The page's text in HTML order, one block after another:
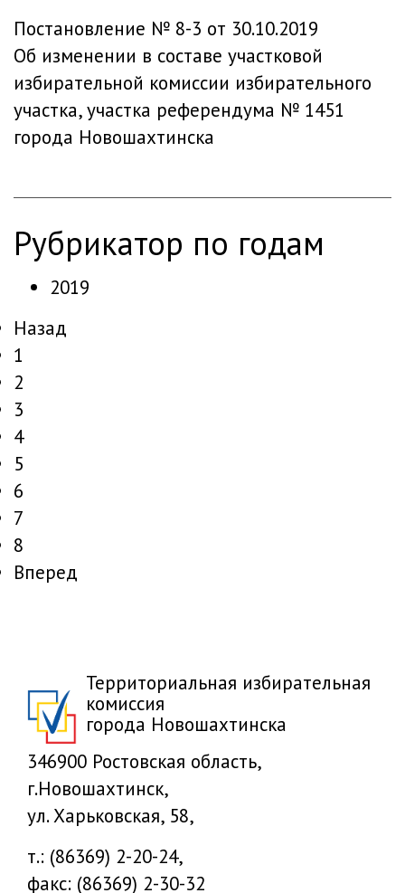
Постановление № 8-3 от 30.10.2019
Об изменении в составе участковой
избирательной комиссии избирательного
участка, участка референдума № 1451
города Новошахтинска
рубрикатор по годам
2019
Назад
1
2
3
4
5
6
7
8
Вперед
Территориальная избирательная
комиссия
города Новошахтинска
346900 Ростовская область,
г.Новошахтинск,
ул. Харьковская, 58,
т.: (86369) 2-20-24,
факс: (86369) 2-30-32